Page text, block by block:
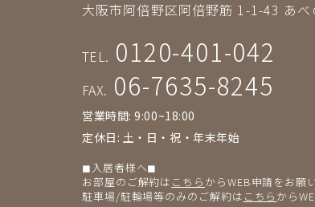
大阪市阿倍野区阿倍野筋 1-1-43 あ
TEL. 0120-401-042
FAX. 06-7635-8245
営業時間: 9:00~18:00
定休日: 土・日・祝・年末年始
◼︎入居者様へ◼︎
お部屋のご解約は こちら からWEB申請をお願
駐車場/駐輪場等のみのご解約は こちら から